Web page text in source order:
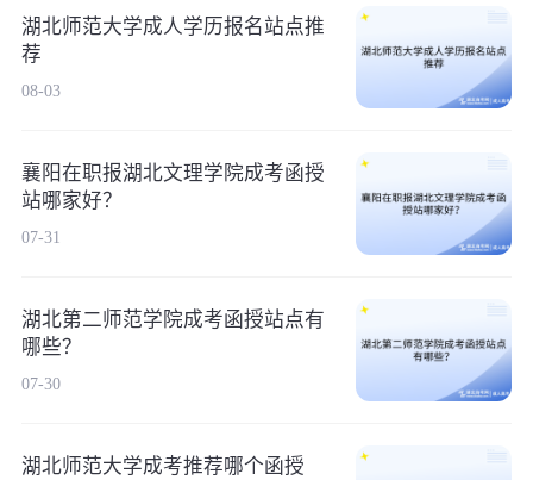
湖北师范大学成人学历报名站点推
荐
08-03
襄阳在职报湖北文理学院成考函授
站哪家好？
07-31
湖北第二师范学院成考函授站点有
哪些？
07-30
湖北师范大学成考推荐哪个函授